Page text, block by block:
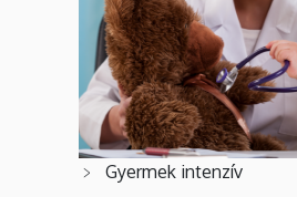
Gyermek intenzív